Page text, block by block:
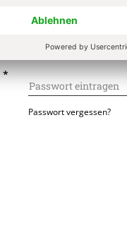
*
Passwort vergessen?